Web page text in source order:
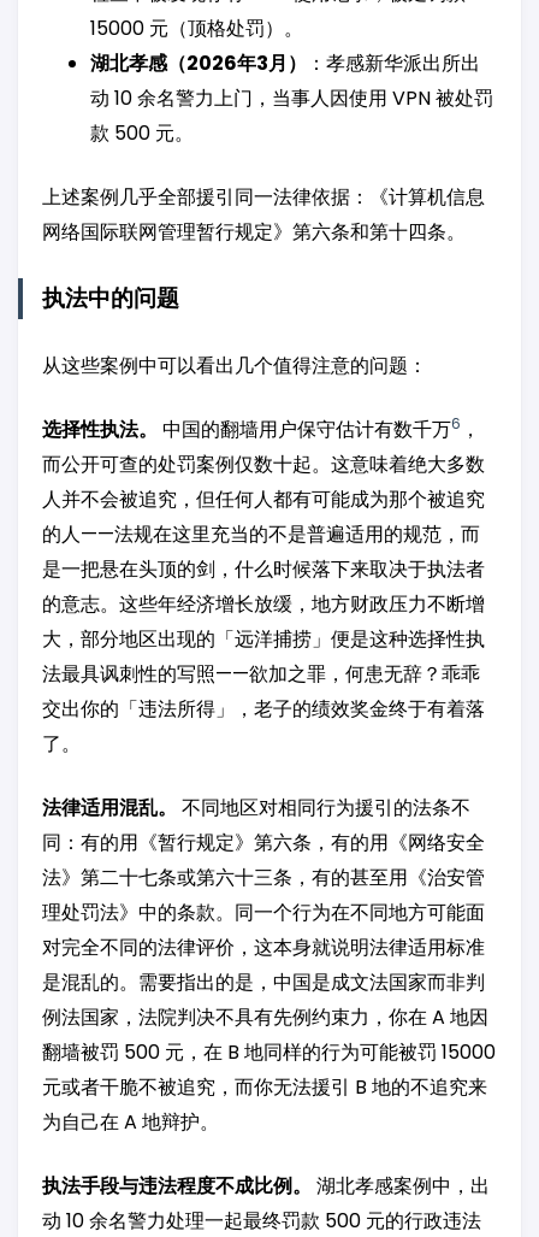
15000 元（顶格处罚）。
湖北孝感（2026年3月）
：孝感新华派出所出
动 10 余名警力上门，当事人因使用 VPN 被处罚
款 500 元。
上述案例几乎全部援引同一法律依据：《计算机信息
网络国际联网管理暂行规定》第六条和第十四条。
执法中的问题
从这些案例中可以看出几个值得注意的问题：
选择性执法。 中国的翻墙用户保守估计有数千万6 ，
而公开可查的处罚案例仅数十起。这意味着绝大多数
人并不会被追究，但任何人都有可能成为那个被追究
的人——法规在这里充当的不是普遍适用的规范，而
是一把悬在头顶的剑，什么时候落下来取决于执法者
的意志。这些年经济增长放缓，地方财政压力不断增
大，部分地区出现的「远洋捕捞」便是这种选择性执
法最具讽刺性的写照——欲加之罪，何患无辞？乖乖
交出你的「违法所得」，老子的绩效奖金终于有着落
了。
法律适用混乱。
不同地区对相同行为援引的法条不
同：有的用《暂行规定》第六条，有的用《网络安全
法》第二十七条或第六十三条，有的甚至用《治安管
理处罚法》中的条款。同一个行为在不同地方可能面
对完全不同的法律评价，这本身就说明法律适用标准
是混乱的。需要指出的是，中国是成文法国家而非判
例法国家，法院判决不具有先例约束力，你在 A 地因
翻墙被罚 500 元，在 B 地同样的行为可能被罚 15000
元或者干脆不被追究，而你无法援引 B 地的不追究来
为自己在 A 地辩护。
执法手段与违法程度不成比例。
湖北孝感案例中，出
动 10 余名警力处理一起最终罚款 500 元的行政违法